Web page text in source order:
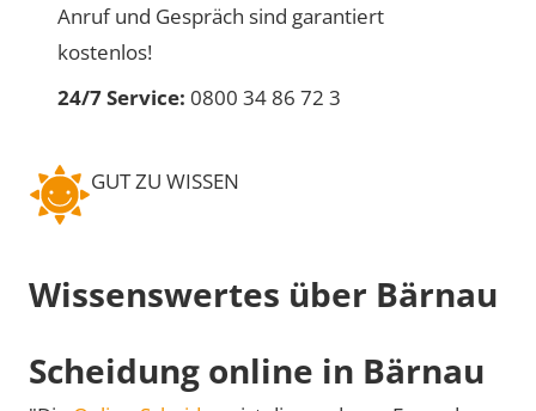
Anruf und Gespräch sind garantiert
kostenlos!
24/7 Service: 0800 34 86 72 3
GUT ZU WISSEN
Wissenswertes über Bärnau
Scheidung online in Bärnau